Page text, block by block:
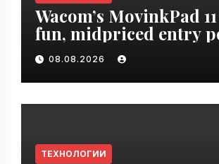
Wacom’s MovinkPad
fun, midpriced entry
digital artists |
08.08.2026
ТЕХНОЛОГИИ